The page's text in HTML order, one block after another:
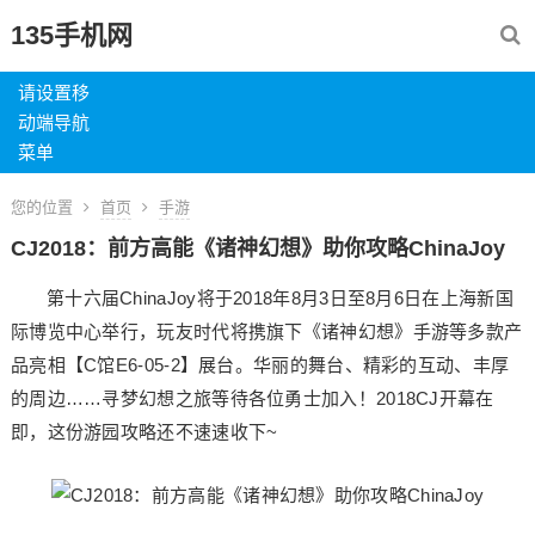
135手机网
请设置移
动端导航
菜单
您的位置 首页 手游
CJ2018：前方高能《诸神幻想》助你攻略ChinaJoy
第十六届ChinaJoy将于2018年8月3日至8月6日在上海新国
际博览中心举行，玩友时代将携旗下《诸神幻想》手游等多款产
品亮相【C馆E6-05-2】展台。华丽的舞台、精彩的互动、丰厚
的周边……寻梦幻想之旅等待各位勇士加入！2018CJ开幕在
即，这份游园攻略还不速速收下~